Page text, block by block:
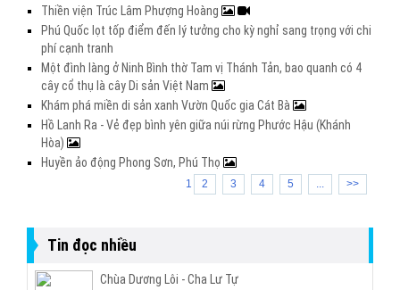
Thiền viện Trúc Lâm Phượng Hoàng
Phú Quốc lọt tốp điểm đến lý tưởng cho kỳ nghỉ sang trọng với chi
phí cạnh tranh
Một đình làng ở Ninh Bình thờ Tam vị Thánh Tản, bao quanh có 4
cây cổ thụ là cây Di sản Việt Nam
Khám phá miền di sản xanh Vườn Quốc gia Cát Bà
Hồ Lanh Ra - Vẻ đẹp bình yên giữa núi rừng Phước Hậu (Khánh
Hòa)
Huyền ảo động Phong Sơn, Phú Thọ
1 2 3 4 5 ... >>
Tin đọc nhiều
Chùa Dương Lôi - Cha Lư Tự